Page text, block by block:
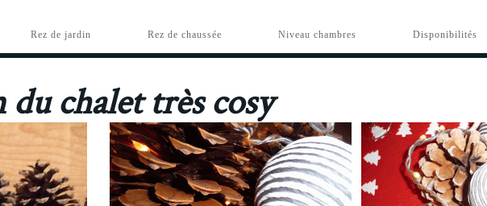
Rez de jardin Rez de chaussée Niveau chambres Disponibilités
chalet très cosy